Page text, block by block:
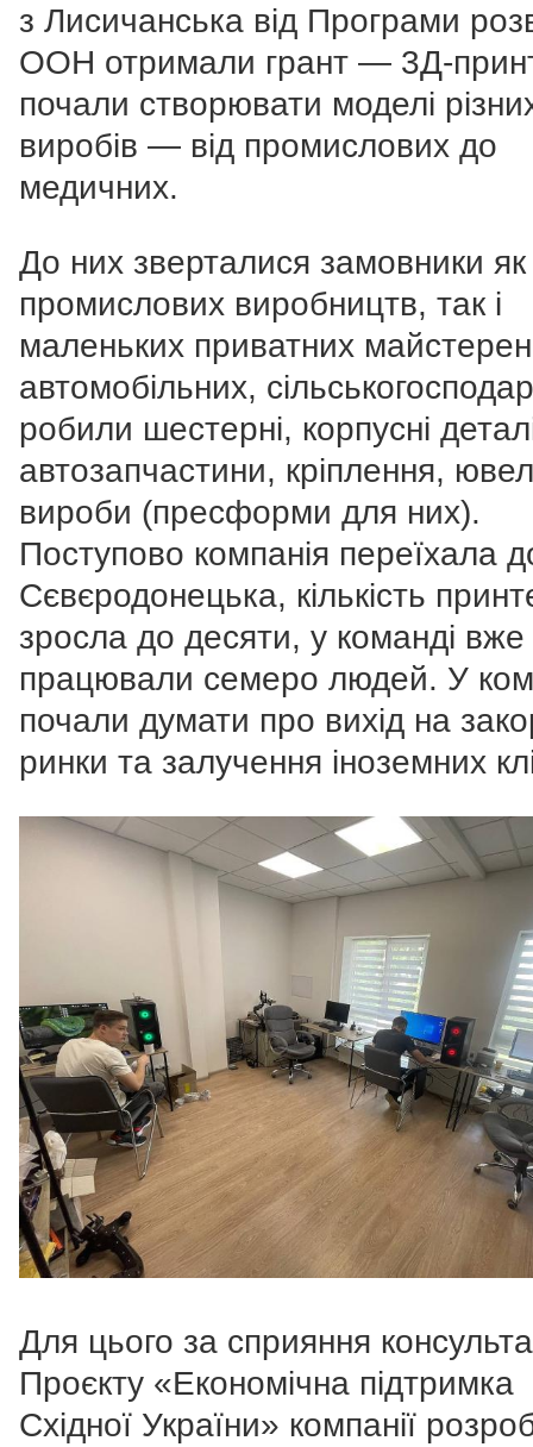
з Лисичанська від Програми
ООН отримали грант — 3Д-
почали створювати моделі
виробів — від промислових до
медичних.
До них зверталися замовники як
промислових виробництв, так і
маленьких приватних
автомобільних,
робили шестерні, корпусні
автозапчастини, кріплення,
вироби (пресформи для них).
Поступово компанія переїхала
Сєвєродонецька, кількість
зросла до десяти, у команді вже
працювали семеро людей. У
почали думати про вихід на
ринки та залучення іноземних
Для цього за сприяння
Проєкту «Економічна підтримка
Східної України» компанії